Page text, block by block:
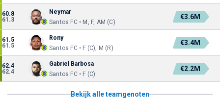
60.8
61.3
Neymar
Santos FC • M, F, AM (C)
€3.6M
61.5
61.5
Rony
Santos FC • F (C), M (R)
€3.4M
62.4
62.4
Gabriel Barbosa
Santos FC • F (C)
€2.2M
Bekijk alle teamgenoten